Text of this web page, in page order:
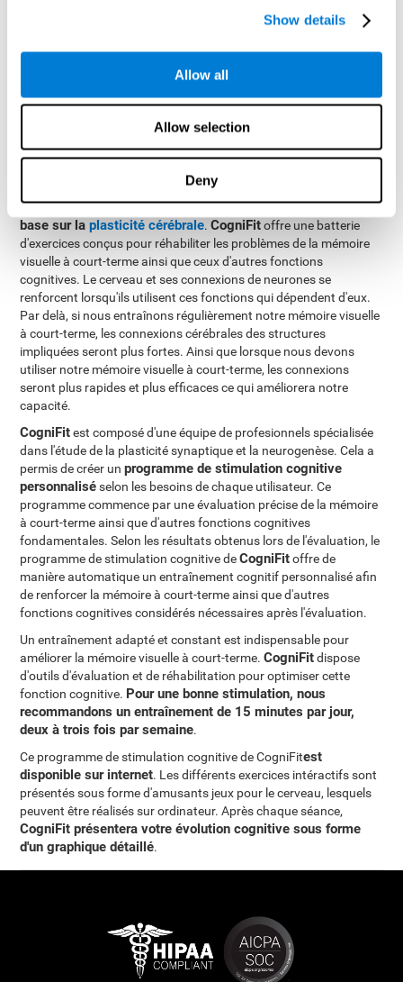
Show details
Allow all
Allow selection
Deny
présentées, où il faudra trouver la bonne combinaison.
Comment réhabiliter ou améliorer
la mémoire visuelle à court-terme?
Chez CogniFit
professionnelle la mémoire visuelle à court-terme, ainsi que le
reste des habiletés cognitives.
La réhabilitation de la mémoire visuelle à court-terme se
base sur laplasticité cérébrale.CogniFitoffre une batterie
d'exercices conçus pour réhabiliter les problèmes de la mémoire
visuelle à court-terme ainsi que ceux d'autres fonctions
cognitives. Le cerveau et ses connexions de neurones se
renforcent lorsqu'ils utilisent ces fonctions qui dépendent d'eux.
Par delà, si nous entraînons régulièrement notre mémoire visuelle
à court-terme, les connexions cérébrales des structures
impliquées seront plus fortes. Ainsi que lorsque nous devons
utiliser notre mémoire visuelle à court-terme, les connexions
seront plus rapides et plus efficaces ce qui améliorera notre
capacité.
CogniFitest composé d'une équipe de profesionnels spécialisée
dans l'étude de la plasticité synaptique et la neurogenèse. Cela a
permis de créer unprogramme de stimulation cognitive
personnaliséselon les besoins de chaque utilisateur. Ce
programme commence par une évaluation précise de la mémoire
à court-terme ainsi que d'autres fonctions cognitives
fondamentales. Selon les résultats obtenus lors de l'évaluation, le
programme de stimulation cognitive deCogniFitoffre de
manière automatique un entraînement cognitif personnalisé afin
de renforcer la mémoire à court-terme ainsi que d'autres
fonctions cognitives considérés nécessaires après l'évaluation.
Un entraînement adapté et constant est indispensable pour
améliorer la mémoire visuelle à court-terme.CogniFitdispose
d'outils d'évaluation et de réhabilitation pour optimiser cette
fonction cognitive. Pour une bonne stimulation, nous
recommandons un entraînement de 15 minutes par jour,
deux à trois fois par semaine.
Ce programme de stimulation cognitive de CogniFitest
disponible sur internet. Les différents exercices intéractifs sont
présentés sous forme d'amusants jeux pour le cerveau, lesquels
peuvent être réalisés sur ordinateur. Après chaque séance,
CogniFit présentera votre évolution cognitive sous forme
d'un graphique détaillé.